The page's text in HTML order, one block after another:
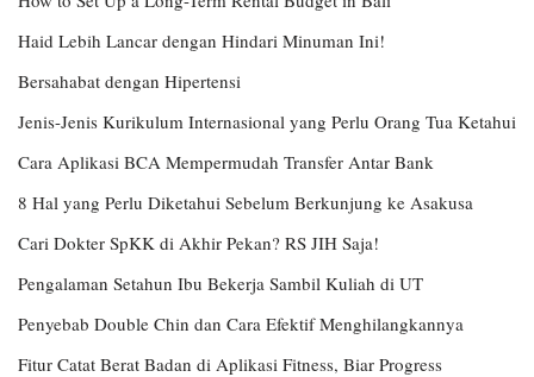
Haid Lebih Lancar dengan Hindari Minuman Ini!
Bersahabat dengan Hipertensi
Jenis-Jenis Kurikulum Internasional yang Perlu Orang Tua Ketahui
Cara Aplikasi BCA Mempermudah Transfer Antar Bank
8 Hal yang Perlu Diketahui Sebelum Berkunjung ke Asakusa
Cari Dokter SpKK di Akhir Pekan? RS JIH Saja!
Pengalaman Setahun Ibu Bekerja Sambil Kuliah di UT
Penyebab Double Chin dan Cara Efektif Menghilangkannya
Fitur Catat Berat Badan di Aplikasi Fitness, Biar Progress